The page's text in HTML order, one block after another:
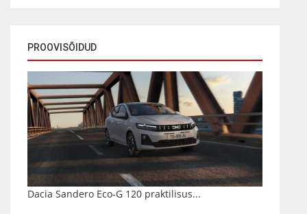
PROOVISÕIDUD
Dacia Sandero Eco-G 120 praktilisus...